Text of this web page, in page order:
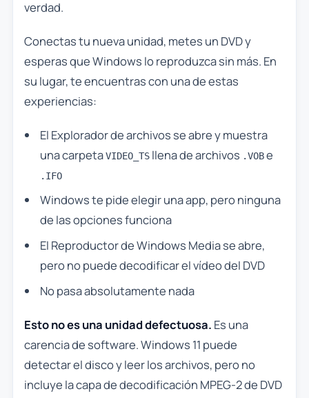
verdad.
Conectas tu nueva unidad, metes un DVD y
esperas que Windows lo reproduzca sin más. En
su lugar, te encuentras con una de estas
experiencias:
El Explorador de archivos se abre y muestra
una carpetaVIDEO_TS llena de archivos .VOBe
.IFO
Windows te pide elegir una app, pero ninguna
de las opciones funciona
El Reproductor de Windows Media se abre,
pero no puede decodificar el vídeo del DVD
No pasa absolutamente nada
Esto no es una unidad defectuosa. Es una
carencia de software. Windows 11 puede
detectar el disco y leer los archivos, pero no
incluye la capa de decodificación MPEG-2 de DVD